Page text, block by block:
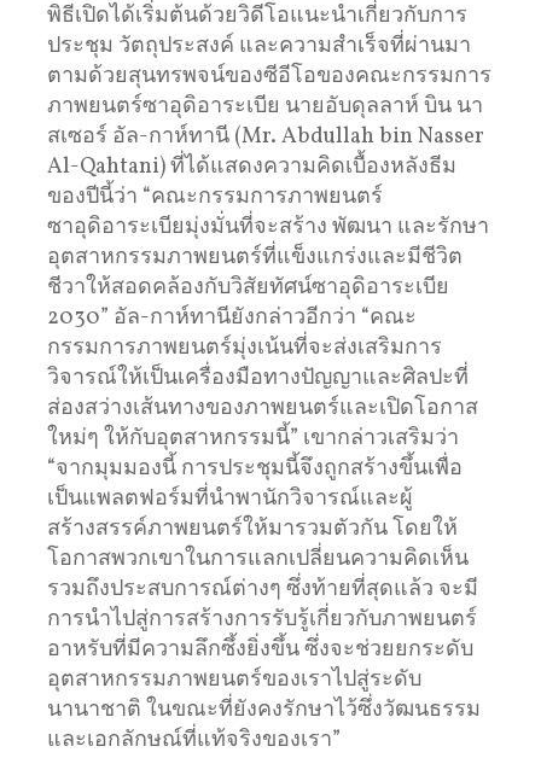
พิธีเปิดได้เริ่มต้นด้วยวิดีโอแนะนำเกี่ยวกับการ
ประชุม วัตถุประสงค์ และความสำเร็จที่ผ่านมา
ตามด้วยสุนทรพจน์ของซีอีโอของคณะกรรมการ
ภาพยนตร์ซาอุดิอาระเบีย นายอับดุลลาห์ บิน นา
สเซอร์ อัล-กาห์ทานี (Mr. Abdullah bin Nasser
Al-Qahtani) ที่ได้แสดงความคิดเบื้องหลังธีม
ของปีนี้ว่า “คณะกรรมการภาพยนตร์
ซาอุดิอาระเบียมุ่งมั่นที่จะสร้าง พัฒนา และรักษา
อุตสาหกรรมภาพยนตร์ที่แข็งแกร่งและมีชีวิต
ชีวาให้สอดคล้องกับวิสัยทัศน์ซาอุดิอาระเบีย
2030” อัล-กาห์ทานียังกล่าวอีกว่า “คณะ
กรรมการภาพยนตร์มุ่งเน้นที่จะส่งเสริมการ
วิจารณ์ให้เป็นเครื่องมือทางปัญญาและศิลปะที่
ส่องสว่างเส้นทางของภาพยนตร์และเปิดโอกาส
ใหม่ๆ ให้กับอุตสาหกรรมนี้” เขากล่าวเสริมว่า
“จากมุมมองนี้ การประชุมนี้จึงถูกสร้างขึ้นเพื่อ
เป็นแพลตฟอร์มที่นำพานักวิจารณ์และผู้
สร้างสรรค์ภาพยนตร์ให้มารวมตัวกัน โดยให้
โอกาสพวกเขาในการแลกเปลี่ยนความคิดเห็น
รวมถึงประสบการณ์ต่างๆ ซึ่งท้ายที่สุดแล้ว จะมี
การนำไปสู่การสร้างการรับรู้เกี่ยวกับภาพยนตร์
อาหรับที่มีความลึกซึ้งยิ่งขึ้น ซึ่งจะช่วยยกระดับ
อุตสาหกรรมภาพยนตร์ของเราไปสู่ระดับ
นานาชาติ ในขณะที่ยังคงรักษาไว้ซึ่งวัฒนธรรม
และเอกลักษณ์ที่แท้จริงของเรา”